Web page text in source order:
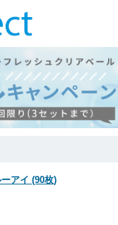
アイ (90枚)